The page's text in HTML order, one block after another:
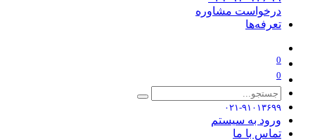
درخواست مشاوره
تعرفه‌ها
0
0
۰۲۱-۹۱۰۱۳۶۹۹
ورود به سیستم
تماس با ما